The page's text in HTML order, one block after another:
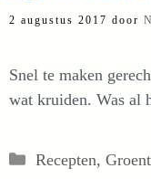
2 augustus 2017 door
Snel te maken
wat kruiden. Was al
Categorieën
Recepten,